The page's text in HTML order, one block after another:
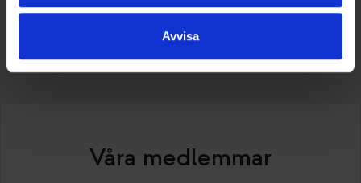
Avvisa
Alla artiklar
Våra medlemmar